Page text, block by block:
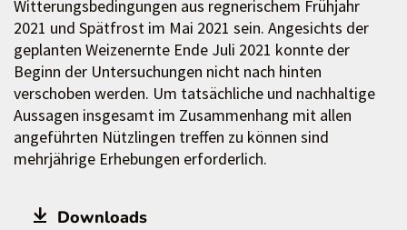
Witterungsbedingungen aus regnerischem Frühjahr
2021 und Spätfrost im Mai 2021 sein. Angesichts der
geplanten Weizenernte Ende Juli 2021 konnte der
Beginn der Untersuchungen nicht nach hinten
verschoben werden. Um tatsächliche und nachhaltige
Aussagen insgesamt im Zusammenhang mit allen
angeführten Nützlingen treffen zu können sind
mehrjährige Erhebungen erforderlich.
Downloads